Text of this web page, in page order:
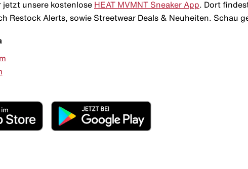
jetzt unsere kostenlose HEAT MVMNT Sneaker App . Dort
Restock Alerts, sowie Streetwear Deals & Neuheiten. Schau